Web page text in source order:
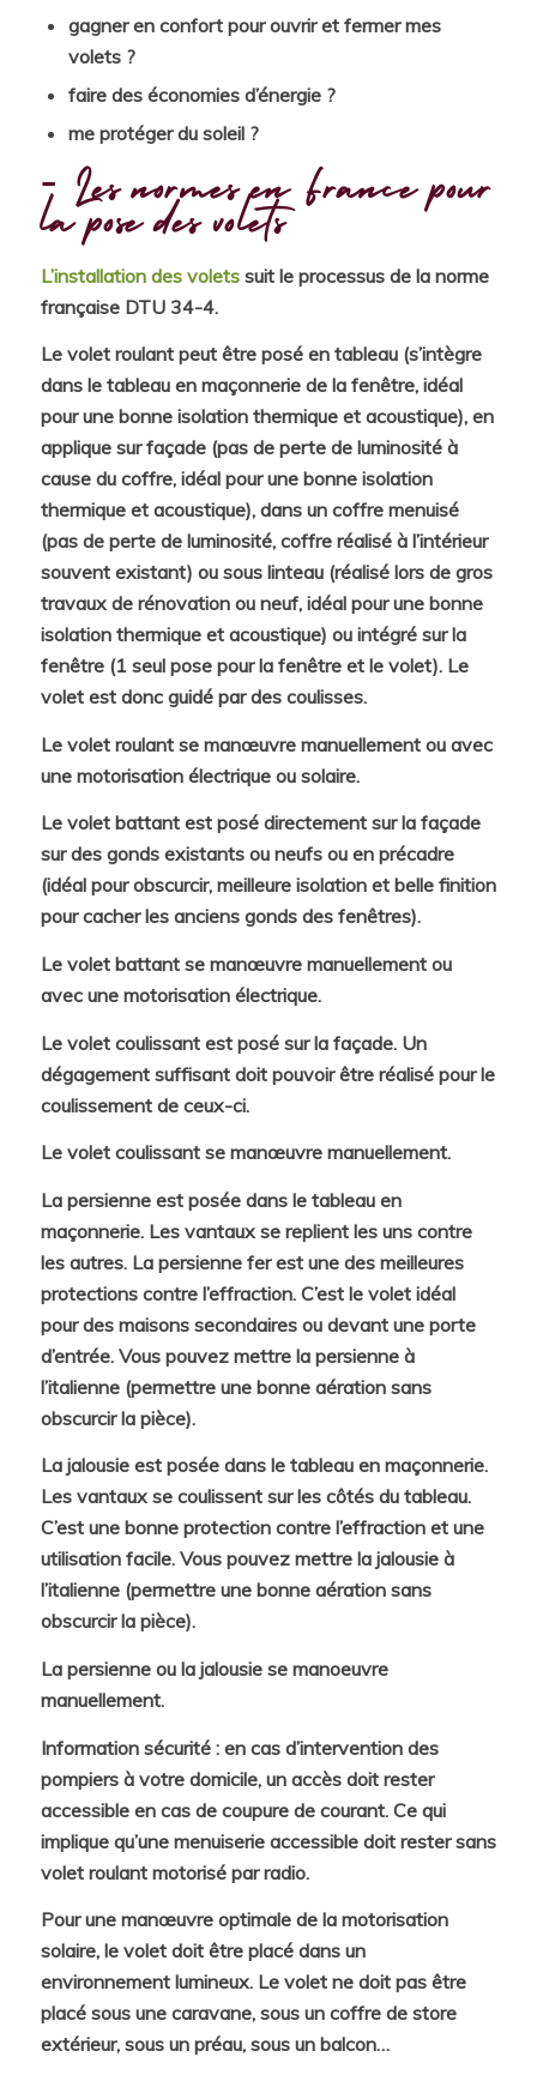
gagner en confort pour ouvrir et fermer mes
volets ?
faire des économies d’énergie ?
me protéger du soleil ?
Les normes en France pour
la pose des volets
L’installation des voletssuit le processus de la norme
française DTU 34-4.
Le volet roulant peut être posé en tableau (s’intègre
dans le tableau en maçonnerie de la fenêtre, idéal
pour une bonne isolation thermique et acoustique), en
applique sur façade (pas de perte de luminosité à
cause du coffre, idéal pour une bonne isolation
thermique et acoustique), dans un coffre menuisé
(pas de perte de luminosité, coffre réalisé à l’intérieur
souvent existant) ou sous linteau (réalisé lors de gros
travaux de rénovation ou neuf, idéal pour une bonne
isolation thermique et acoustique) ou intégré sur la
fenêtre (1 seul pose pour la fenêtre et le volet). Le
volet est donc guidé par des coulisses.
Le volet roulant se manœuvre manuellement ou avec
une motorisation électrique ou solaire.
Le volet battant est posé directement sur la façade
sur des gonds existants ou neufs ou en précadre
(idéal pour obscurcir, meilleure isolation et belle finition
pour cacher les anciens gonds des fenêtres).
Le volet battant se manœuvre manuellement ou
avec une motorisation électrique.
Le volet coulissant est posé sur la façade. Un
dégagement suffisant doit pouvoir être réalisé pour le
coulissement de ceux-ci.
Le volet coulissant se manœuvre manuellement.
La persienne est posée dans le tableau en
maçonnerie. Les vantaux se replient les uns contre
les autres. La persienne fer est une des meilleures
protections contre l’effraction. C’est le volet idéal
pour des maisons secondaires ou devant une porte
d’entrée. Vous pouvez mettre la persienne à
l’italienne (permettre une bonne aération sans
obscurcir la pièce).
La jalousie est posée dans le tableau en maçonnerie.
Les vantaux se coulissent sur les côtés du tableau.
C’est une bonne protection contre l’effraction et une
utilisation facile. Vous pouvez mettre la jalousie à
l’italienne (permettre une bonne aération sans
obscurcir la pièce).
La persienne ou la jalousie se manoeuvre
manuellement.
Information sécurité : en cas d’intervention des
pompiers à votre domicile, un accès doit rester
accessible en cas de coupure de courant. Ce qui
implique qu’une menuiserie accessible doit rester sans
volet roulant motorisé par radio.
Pour une manœuvre optimale de la motorisation
solaire, le volet doit être placé dans un
environnement lumineux. Le volet ne doit pas être
placé sous une caravane, sous un coffre de store
extérieur, sous un préau, sous un balcon…